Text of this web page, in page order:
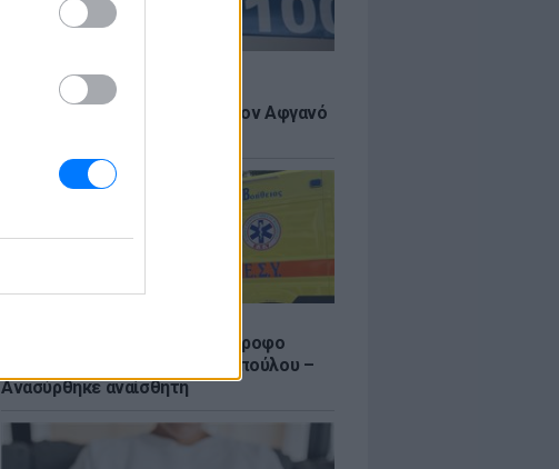
«Δεν το πιστεύουμε», λένε οι
Αμερικανοί που υιοθέτησαν τον Αφγανό
Πτώση γυναίκας από τον 5ο όροφο
πολυκατοικίας στη Μιχαλακοπούλου –
Ανασύρθηκε αναίσθητη